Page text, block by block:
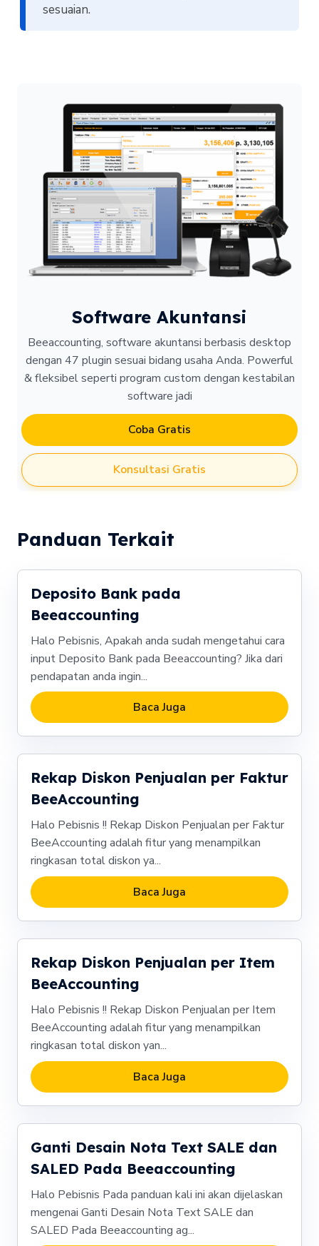
sesuaian.
Software Akuntansi
Beeaccounting, software akuntansi berbasis desktop
dengan 47 plugin sesuai bidang usaha Anda. Powerful
& fleksibel seperti program custom dengan kestabilan
software jadi
Coba Gratis
Konsultasi Gratis
Panduan Terkait
Deposito Bank pada
Beeaccounting
Halo Pebisnis, Apakah anda sudah mengetahui cara
input Deposito Bank pada Beeaccounting? Jika dari
pendapatan anda ingin...
Baca Juga
Rekap Diskon Penjualan per Faktur
BeeAccounting
Halo Pebisnis !! Rekap Diskon Penjualan per Faktur
BeeAccounting adalah fitur yang menampilkan
ringkasan total diskon ya...
Baca Juga
Rekap Diskon Penjualan per Item
BeeAccounting
Halo Pebisnis !! Rekap Diskon Penjualan per Item
BeeAccounting adalah fitur yang menampilkan
ringkasan total diskon yan...
Baca Juga
Ganti Desain Nota Text SALE dan
SALED Pada Beeaccounting
Halo Pebisnis Pada panduan kali ini akan dijelaskan
mengenai Ganti Desain Nota Text SALE dan
SALED Pada Beeaccounting ag...